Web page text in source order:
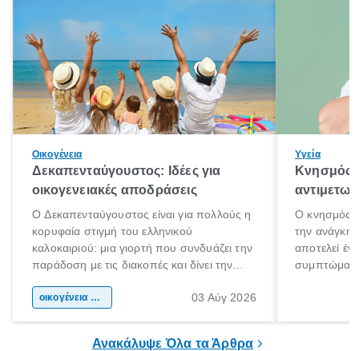
Οικογένεια
Δεκαπενταύγουστος: Ιδέες για
οικογενειακές αποδράσεις
Ο Δεκαπενταύγουστος είναι για πολλούς η
κορυφαία στιγμή του ελληνικού
καλοκαιριού: μια γιορτή που συνδυάζει την
παράδοση με τις διακοπές και δίνει την
χώρας. Είτε πρόκειται για λίγες μέρες
οικογένεια & παιδί 03 Αύγ 2026
Υγεία
Κνησμός:
Ο κνησμός
την ανάγκη
αποτελεί
Ανακάλυψε Όλα τα Άρθρα